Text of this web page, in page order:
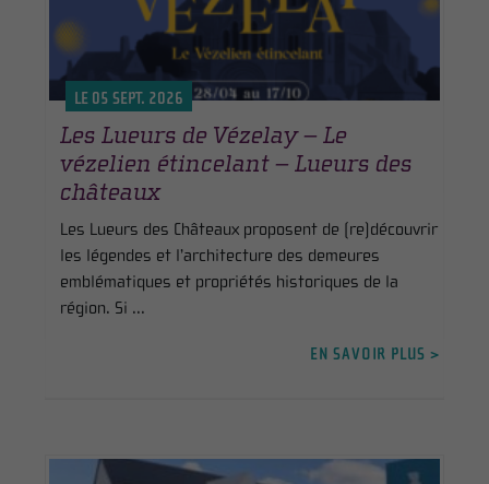
LE 05 SEPT. 2026
Les Lueurs de Vézelay – Le
vézelien étincelant – Lueurs des
châteaux
Les Lueurs des Châteaux proposent de (re)découvrir
les légendes et l’architecture des demeures
emblématiques et propriétés historiques de la
région. Si ...
EN SAVOIR PLUS >